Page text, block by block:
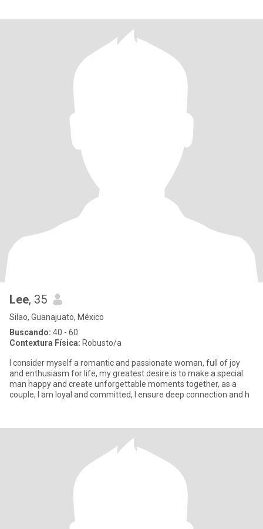
Lee, 35
Silao, Guanajuato, México
Buscando: 40 - 60
Contextura Física: Robusto/a
I consider myself a romantic and passionate woman, full of joy
and enthusiasm for life, my greatest desire is to make a special
man happy and create unforgettable moments together, as a
couple, I am loyal and committed, I ensure deep connection and h